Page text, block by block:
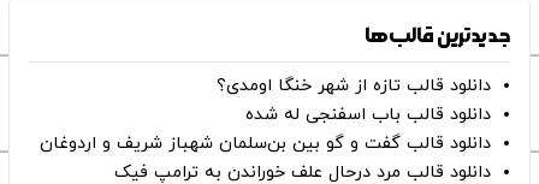
جدیدترین قالب‌ها
دانلود قالب تازه از شهر خنگا اومدی؟
دانلود قالب باب اسفنجی له شده
دانلود قالب گفت و گو بین بن‌سلمان شهباز شریف و اردوغان
دانلود قالب مرد درحال علف خوراندن به ترامپ فیک